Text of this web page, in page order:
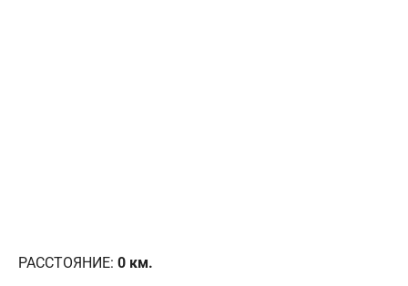
РАССТОЯНИЕ: 0 км.